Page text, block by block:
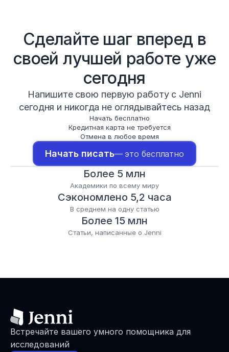
Сделайте шаг вперед в
своей лучшей работе уже
сегодня
Напишите свою первую работу с Jenni
сегодня и никогда не оглядывайтесь назад
Начать бесплатно
Кредитная карта не требуется
Отмена в любое время
Начать писать— это бесплатно
Более 5 млн
Академики по всему миру
Сэкономлено 5,2 часа
В среднем на одну статью
Более 15 млн
Статьи, написанные о Jenni
Встречайте вашего умного помощника для
исследований